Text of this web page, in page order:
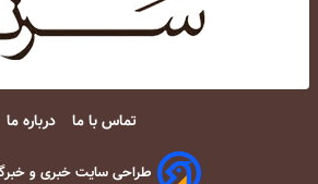
تماس با ما درباره ما
طراحی سایت خبری و